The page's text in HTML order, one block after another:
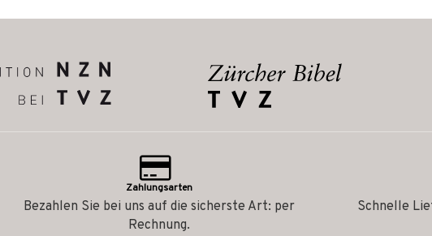
Zahlungsarten
Bezahlen Sie bei uns auf die sicherste Art: per
Rechnung.
Schnelle